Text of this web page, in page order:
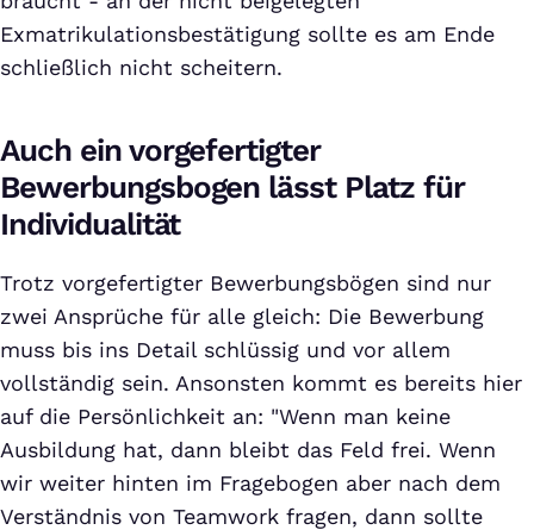
Exmatrikulationsbestätigung sollte es am Ende
schließlich nicht scheitern.
Auch ein vorgefertigter
Bewerbungsbogen lässt Platz für
Individualität
Trotz vorgefertigter Bewerbungsbögen sind nur
zwei Ansprüche für alle gleich: Die Bewerbung
muss bis ins Detail schlüssig und vor allem
vollständig sein. Ansonsten kommt es bereits hier
auf die Persönlichkeit an: "Wenn man keine
Ausbildung hat, dann bleibt das Feld frei. Wenn
wir weiter hinten im Fragebogen aber nach dem
Verständnis von Teamwork fragen, dann sollte